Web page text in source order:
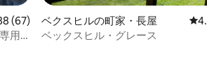
ー67件、5つ星中4.88つ星の平均評価
(67)
用
ベクスヒルの町家・長屋 レ
ベックスヒル・グレース